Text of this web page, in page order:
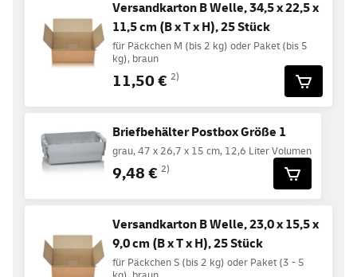
Versandkarton B Welle, 34,5 x 22,5 x
11,5 cm (B x T x H), 25 Stück
für Päckchen M (bis 2 kg) oder Paket (bis 5
kg), braun
11,50 € 2)
Briefbehälter Postbox Größe 1
grau, 47 x 26,7 x 15 cm, 12,6 Liter Volumen
9,48 € 2)
Versandkarton B Welle, 23,0 x 15,5 x
9,0 cm (B x T x H), 25 Stück
für Päckchen S (bis 2 kg) oder Paket (3 - 5